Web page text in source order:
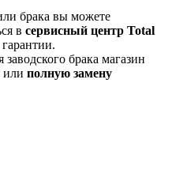
брака вы можете
в сервисный центр Total
брака магазин
или полную замену